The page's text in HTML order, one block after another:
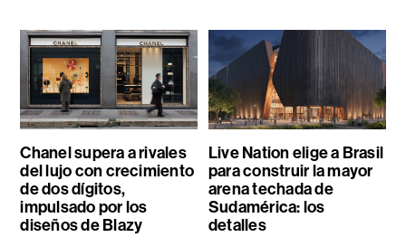
Chanel supera a rivales
del lujo con crecimiento
de dos dígitos,
impulsado por los
diseños de Blazy
Live Nation elige a Brasil
para construir la mayor
arena techada de
Sudamérica: los
detalles